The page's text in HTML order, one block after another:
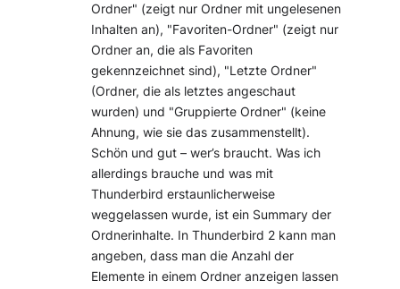
Ordner" (zeigt nur Ordner mit ungelesenen
Inhalten an), "Favoriten-Ordner" (zeigt nur
Ordner an, die als Favoriten
gekennzeichnet sind), "Letzte Ordner"
(Ordner, die als letztes angeschaut
wurden) und "Gruppierte Ordner" (keine
Ahnung, wie sie das zusammenstellt).
Schön und gut – wer’s braucht. Was ich
allerdings brauche und was mit
Thunderbird erstaunlicherweise
weggelassen wurde, ist ein Summary der
Ordnerinhalte. In Thunderbird 2 kann man
angeben, dass man die Anzahl der
Elemente in einem Ordner anzeigen lassen